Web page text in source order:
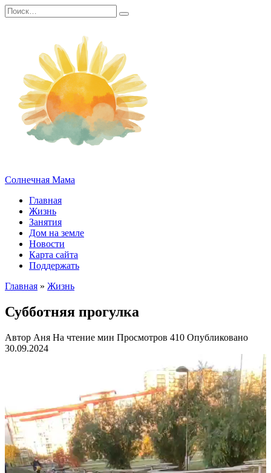
Перейти
к
Search
for:
Солнечная Мама
Главная
Жизнь
Занятия
Дом на земле
Новости
Карта сайта
Поддержать
Главная » Жизнь
Субботняя прогулка
Автор Аня На чтение мин Просмотров 410 Опубликовано
30.09.2024